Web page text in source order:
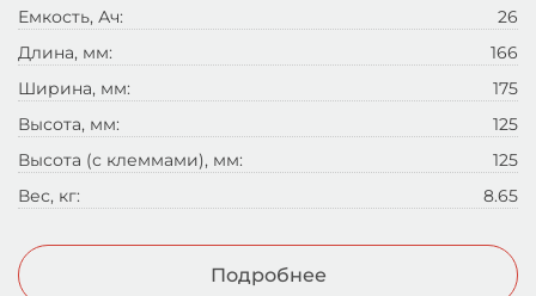
Емкость, Ач:
26
Длина, мм:
166
Ширина, мм:
175
Высота, мм:
125
Высота (с клеммами), мм:
125
Вес, кг:
8.65
Подробнее